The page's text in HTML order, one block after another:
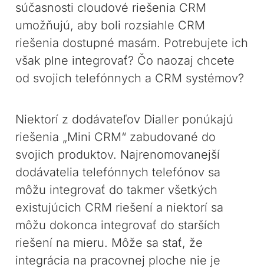
súčasnosti cloudové riešenia CRM
umožňujú, aby boli rozsiahle CRM
riešenia dostupné masám. Potrebujete ich
však plne integrovať? Čo naozaj chcete
od svojich telefónnych a CRM systémov?
Niektorí z dodávateľov Dialler ponúkajú
riešenia „Mini CRM“ zabudované do
svojich produktov. Najrenomovanejší
dodávatelia telefónnych telefónov sa
môžu integrovať do takmer všetkých
existujúcich CRM riešení a niektorí sa
môžu dokonca integrovať do starších
riešení na mieru. Môže sa stať, že
integrácia na pracovnej ploche nie je